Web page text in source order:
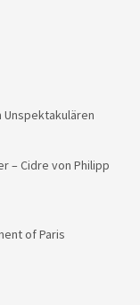
Unspektakulären
– Cidre von Philipp
of Paris